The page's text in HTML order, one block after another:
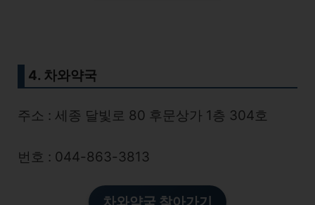
4. 차와약국
주소 : 세종 달빛로 80 후문상가 1층 304호
번호 : 044-863-3813